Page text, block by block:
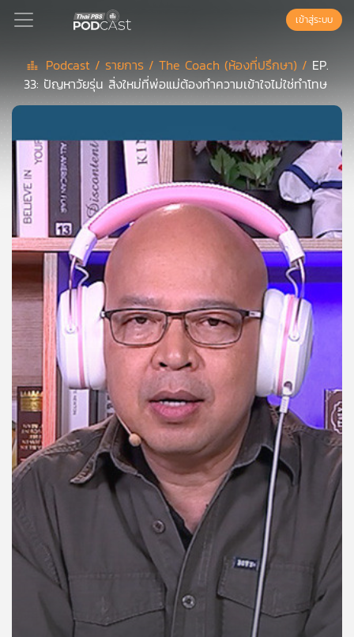
Podcast
เพล
ลิ
สต์
แนะนำ
ย์
ลิ
สต์
ของ
คุณ
เพลง
บทความ
และ
กิจกรรม
เข้าสู่ระบบ
Podcast / รายการ /The Coach (ห้องที่ปรึกษา) / EP.
33: ปัญหาวัยรุ่น สิ่งใหม่ที่พ่อแม่ต้องทำความเข้าใจไม่ใช่ทำโทษ